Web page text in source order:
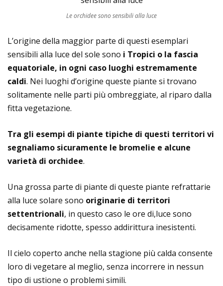
Le orchidee sono sensibili alla luce
L’origine della maggior parte di questi esemplari
sensibili alla luce del sole sono i Tropici o la fascia
equatoriale, in ogni caso luoghi estremamente
caldi. Nei luoghi d’origine queste piante si trovano
solitamente nelle parti più ombreggiate, al riparo dalla
fitta vegetazione.
Tra gli esempi di piante tipiche di questi territori vi
segnaliamo sicuramente le bromelie e alcune
varietà di orchidee.
Una grossa parte di piante di queste piante refrattarie
alla luce solare sono originarie di territori
settentrionali, in questo caso le ore di,luce sono
decisamente ridotte, spesso addirittura inesistenti.
Il cielo coperto anche nella stagione più calda consente
loro di vegetare al meglio, senza incorrere in nessun
tipo di ustione o problemi simili.